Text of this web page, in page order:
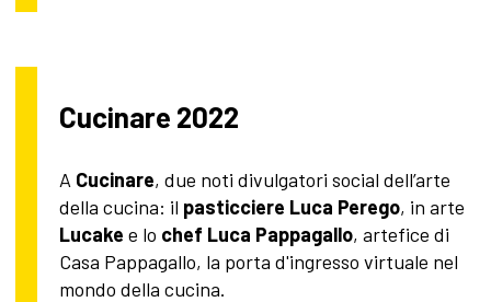
Cucinare 2022
A Cucinare, due noti divulgatori social dell’arte
della cucina: il pasticciere Luca Perego, in arte
Lucake e lo chef Luca Pappagallo, artefice di
Casa Pappagallo, la porta d'ingresso virtuale nel
mondo della cucina.